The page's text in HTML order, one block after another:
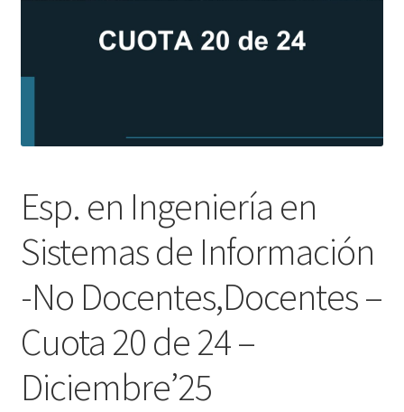
Esp. en Ingeniería en
Sistemas de Información
-No Docentes,Docentes –
Cuota 20 de 24 –
Diciembre’25